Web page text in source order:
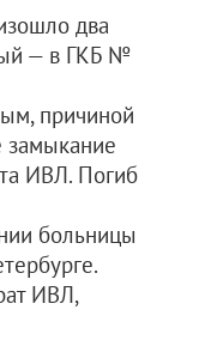
два
— в ГКБ №
причиной
замыкание
ИВЛ. Погиб
больницы
ИВЛ,